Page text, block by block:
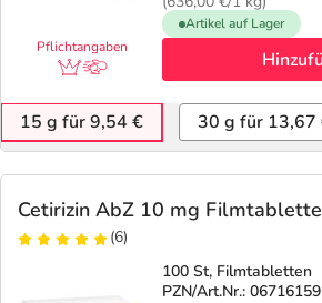
Pflichtangaben
Artikel auf Lager
15 g für 9,54 € 30 g für 13,67
Cetirizin AbZ 10 mg
(6)
100 St, Filmtabletten
PZN/Art.Nr.: 06716159